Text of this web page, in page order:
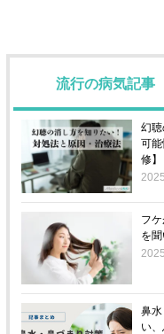
流行の病気記事
幻
可
修】
フ
を
鼻
い